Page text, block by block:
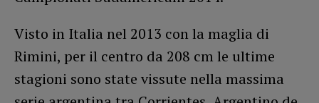
Visto in Italia nel 2013 con la maglia di
Rimini, per il centro da 208 cm le ultime
stagioni sono state vissute nella massima